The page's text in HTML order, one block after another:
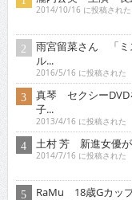
ル...
2016/5/16 に投稿された
真琴 セクシーDVD
子...
2013/4/16 に投稿された
土村 芳 新進女優が
2014/7/16 に投稿された
2016/4/16 に投稿された